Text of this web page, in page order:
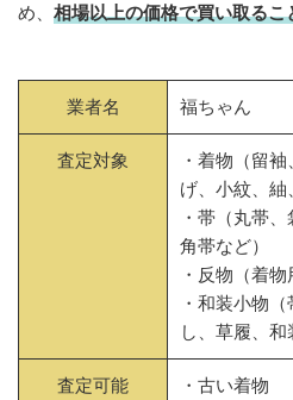
め、 相場以上の価格で買い取るこ
業者名 福ちゃん
査定対象
・着物（留
げ、小紋、紬
・帯（丸帯
角帯など）
・反物（着
・和装小物
し、草履、和
査定可能
・古い着物